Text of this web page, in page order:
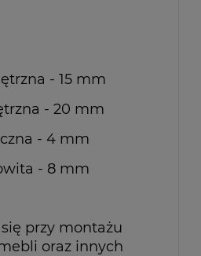
- 15 mm
- 20 mm
- 4 mm
- 8 mm
przy montażu
oraz innych